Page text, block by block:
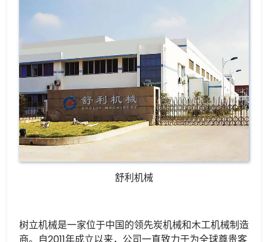
舒利机械
树立机械是一家位于中国的领先炭机械和木工机械制造